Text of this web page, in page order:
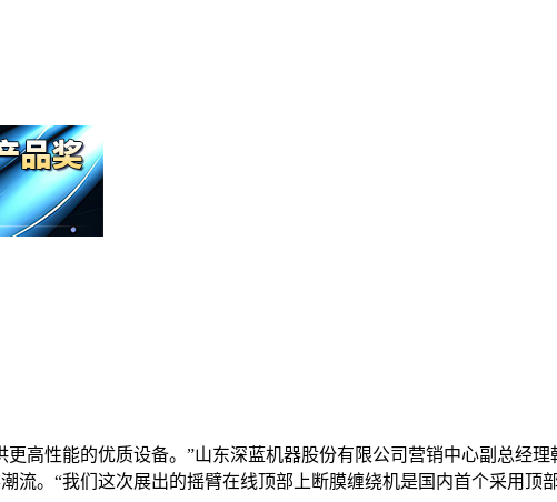
高性能的优质设备。”山东深蓝机器股份有限公司营销中心副总经
。“我们这次展出的摇臂在线顶部上断膜缠绕机是国内首个采用顶